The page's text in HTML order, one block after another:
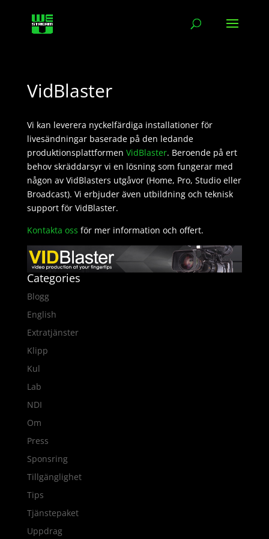
VidBlaster
Vi kan leverera nyckelfärdiga installationer för
livesändningar baserade på den ledande
produktionsplattformen VidBlaster. Beroende på ert
behov skräddarsyr vi en lösning som fungerar med
någon av VidBlasters utgåvor (Home, Pro, Studio eller
Broadcast). Vi erbjuder även utbildning och teknisk
support för VidBlaster.
Kontakta oss för mer information och offert.
Categories
Blogg
English
Extratjänster
Klipp
Kul
Lab
NDI
Om
Press
Sponsring
Tillgänglighet
Tips
Tjänstepaket
Uppdrag